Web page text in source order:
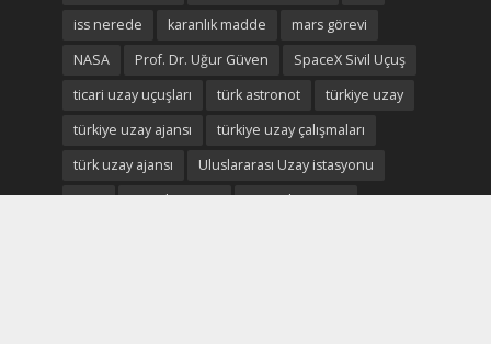
iss nerede
karanlık madde
mars görevi
NASA
Prof. Dr. Uğur Güven
SpaceX Sivil Uçuş
ticari uzay uçuşları
türk astronot
türkiye uzay
türkiye uzay ajansı
türkiye uzay çalışmaları
türk uzay ajansı
Uluslararası Uzay istasyonu
uzay
uzayda yaşam
uzay ekonomisi